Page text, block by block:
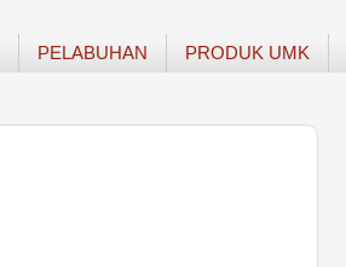
PELABUHAN PRODUK UMK